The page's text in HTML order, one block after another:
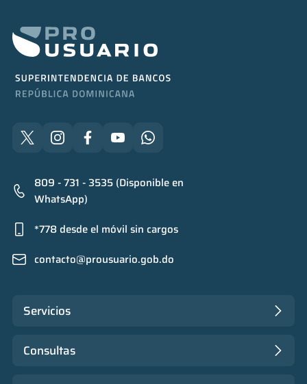
809 - 731 - 3535 (Disponible en
WhatsApp)
*778 desde el móvil sin cargos
contacto@prousuario.gob.do
Servicios
Consultas